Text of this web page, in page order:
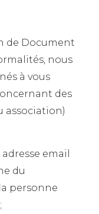
de Document
nous
à vous
des
association)
email
du
personne